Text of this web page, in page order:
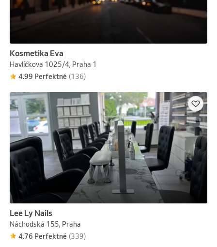
Kosmetika Eva
Havlíčkova 1025/4, Praha 1
4.99 Perfektné (136)
Lee Ly Nails
Náchodská 155, Praha
4.76 Perfektné (339)